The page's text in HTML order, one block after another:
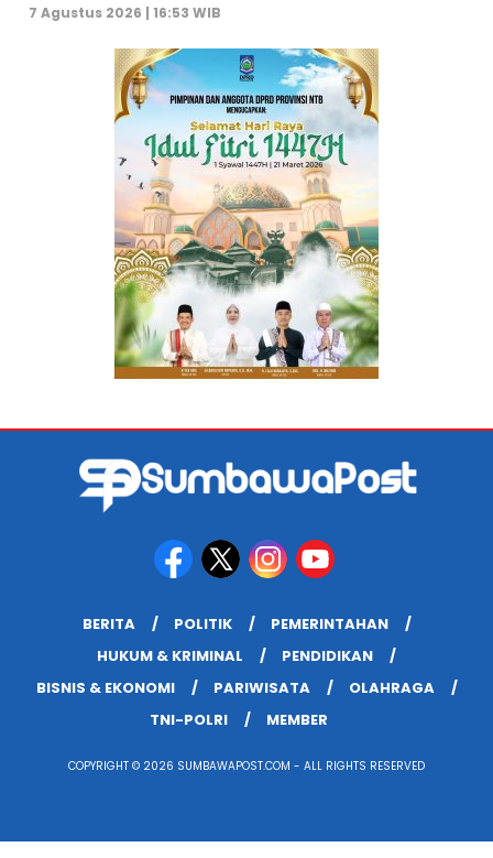
7 Agustus 2026 | 16:53 WIB
BERITA POLITIK
PEMERINTAHAN
HUKUM & KRIMINAL
PENDIDIKAN
BISNIS & EKONOMI
PARIWISATA
OLAHRAGA
TNI-POLRI
MEMBER
COPYRIGHT © 2026 SUMBAWAPOST.COM - ALL RIGHTS RESERVED